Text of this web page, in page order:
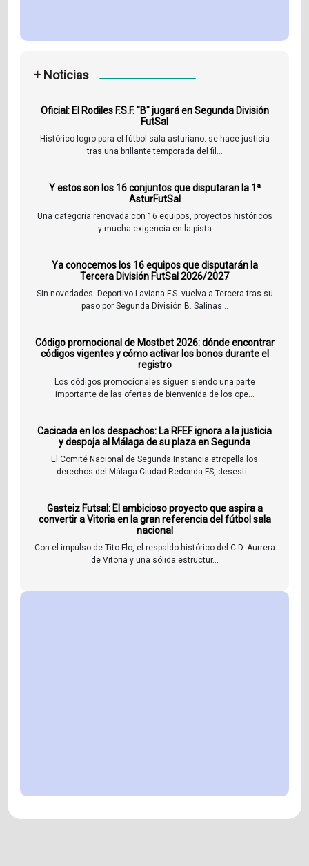
+ Noticias
Oficial: El Rodiles F.S.F. "B" jugará en Segunda División
FutSal
Histórico logro para el fútbol sala asturiano: se hace justicia
tras una brillante temporada del fil...
Y estos son los 16 conjuntos que disputaran la 1ª
AsturFutSal
Una categoría renovada con 16 equipos, proyectos históricos
y mucha exigencia en la pista
Ya conocemos los 16 equipos que disputarán la
Tercera División FutSal 2026/2027
Sin novedades. Deportivo Laviana F.S. vuelva a Tercera tras su
paso por Segunda División B. Salinas...
Código promocional de Mostbet 2026: dónde encontrar
códigos vigentes y cómo activar los bonos durante el
registro
Los códigos promocionales siguen siendo una parte
importante de las ofertas de bienvenida de los ope...
Cacicada en los despachos: La RFEF ignora a la justicia
y despoja al Málaga de su plaza en Segunda
El Comité Nacional de Segunda Instancia atropella los
derechos del Málaga Ciudad Redonda FS, desesti...
Gasteiz Futsal: El ambicioso proyecto que aspira a
convertir a Vitoria en la gran referencia del fútbol sala
nacional
Con el impulso de Tito Flo, el respaldo histórico del C.D. Aurrera
de Vitoria y una sólida estructur...